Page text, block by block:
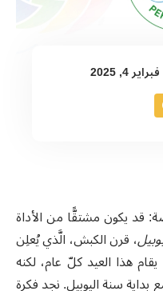
فبراير 4, 2025
قد يكون مشتقًّا من الأداة
، قرن الكبش، الَّذي يُعلِن
هذا العيد كلّ عام، لكنه
سنة اليوبيل. نجد فكرة